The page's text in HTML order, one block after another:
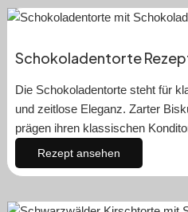
Schokoladentorte
Die Schokoladentorte steht für
und zeitlose Eleganz. Zarter
prägen ihren klassischen
Rezept ansehen